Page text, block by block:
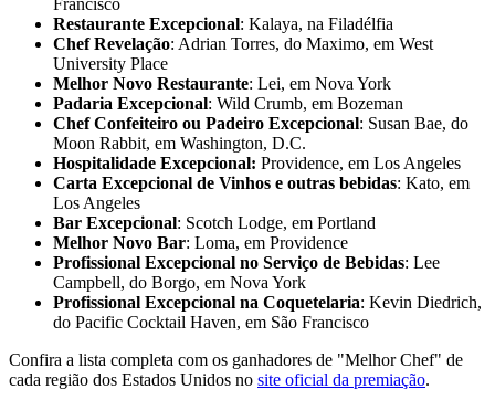
Francisco
Restaurante Excepcional: Kalaya, na Filadélfia
Chef Revelação: Adrian Torres, do Maximo, em West
University Place
Melhor Novo Restaurante: Lei, em Nova York
Padaria Excepcional: Wild Crumb, em Bozeman
Chef Confeiteiro ou Padeiro Excepcional: Susan Bae, do
Moon Rabbit, em Washington, D.C.
Hospitalidade Excepcional: Providence, em Los Angeles
Carta Excepcional de Vinhos e outras bebidas: Kato, em
Los Angeles
Bar Excepcional: Scotch Lodge, em Portland
Melhor Novo Bar: Loma, em Providence
Profissional Excepcional no Serviço de Bebidas: Lee
Campbell, do Borgo, em Nova York
Profissional Excepcional na Coquetelaria: Kevin Diedrich,
do Pacific Cocktail Haven, em São Francisco
Confira a lista completa com os ganhadores de "Melhor Chef" de
cada região dos Estados Unidos no site oficial da premiação.